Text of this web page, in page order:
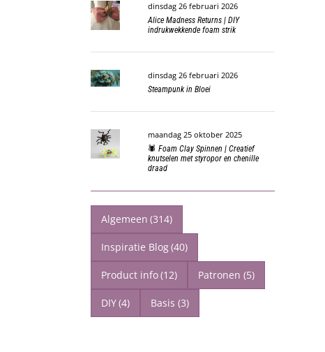
dinsdag 26 februari 2026
Alice Madness Returns | DIY
indrukwekkende foam strik
dinsdag 26 februari 2026
Steampunk in Bloei
maandag 25 oktober 2025
🕷️ Foam Clay Spinnen | Creatief
knutselen met styropor en chenille
draad
Algemeen (314)
Inspiratie Blog(40)
Product info(12) Patronen (5)
DIY(4) Basis (3)